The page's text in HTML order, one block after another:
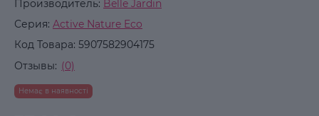
Производитель: Belle Jardin
Серия: Active Nature Eco
Код Товара: 5907582904175
Отзывы: (0)
Немає в наявності